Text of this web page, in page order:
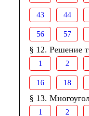
43 44
56 57
§ 12. Решение
1 2
16 18
§ 13.
1 2